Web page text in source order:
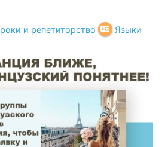
и репетиторство Языки